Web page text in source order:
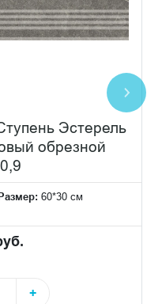
Эстерель
обрезной
60*30 см
+